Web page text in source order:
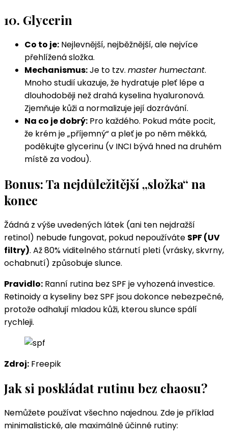
10. Glycerin
Co to je: Nejlevnější, nejběžnější, ale nejvíce
přehlížená složka.
Mechanismus:Je to tzv. master humectant.
Mnoho studií ukazuje, že hydratuje pleť lépe a
dlouhodoběji než drahá kyselina hyaluronová.
Zjemňuje kůži a normalizuje její dozrávání.
Na co je dobrý: Pro každého. Pokud máte pocit,
že krém je „příjemný“ a pleť je po něm měkká,
poděkujte glycerinu (v INCI bývá hned na druhém
místě za vodou).
Bonus: Ta nejdůležitější „složka“ na
konec
Žádná z výše uvedených látek (ani ten nejdražší
retinol) nebude fungovat, pokud nepoužíváte SPF (UV
filtry). Až 80% viditelného stárnutí pleti (vrásky, skvrny,
ochabnutí) způsobuje slunce.
Pravidlo: Ranní rutina bez SPF je vyhozená investice.
Retinoidy a kyseliny bez SPF jsou dokonce nebezpečné,
protože odhalují mladou kůži, kterou slunce spálí
rychleji.
Zdroj: Freepik
Jak si poskládat rutinu bez chaosu?
Nemůžete používat všechno najednou. Zde je příklad
minimalistické, ale maximálně účinné rutiny: